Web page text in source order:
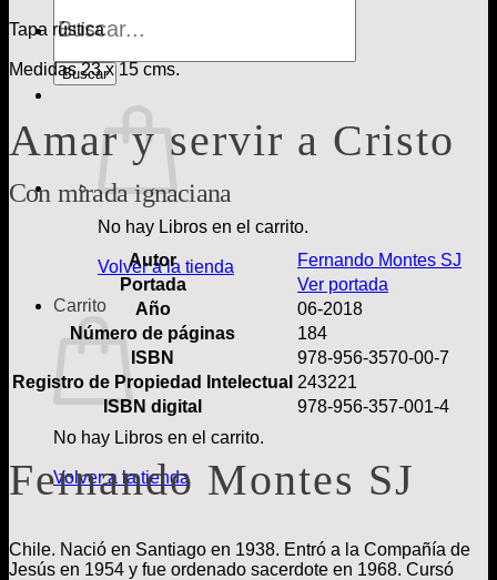
de
Buscar
No hay Libros en el carrito.
Volver a la tienda
Carrito
No hay Libros en el carrito.
Volver a la tienda
Tapa rústica
Medidas 23 x 15 cms.
Amar y servir a Cristo
Con mirada ignaciana
Autor
Fernando Montes SJ
Portada
Ver portada
Año
06-2018
Número de páginas
184
ISBN
978-956-3570-00-7
Registro de Propiedad Intelectual 243221
ISBN digital
978-956-357-001-4
Fernando Montes SJ
Chile. Nació en Santiago en 1938. Entró a la Compañía de
Jesús en 1954 y fue ordenado sacerdote en 1968. Cursó